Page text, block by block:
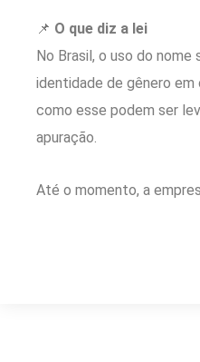
📌 O que diz a lei
No Brasil, o uso do
identidade de gênero
como esse podem ser
apuração.
Até o momento, a